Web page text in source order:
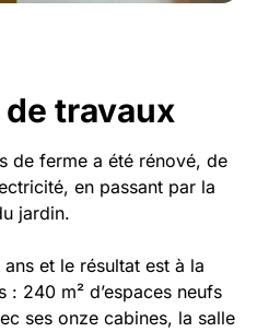
travaux
de ferme a été rénové, de
en passant par la
jardin.
et le résultat est à la
: 240 m² d’espaces neufs
ses onze cabines, la salle